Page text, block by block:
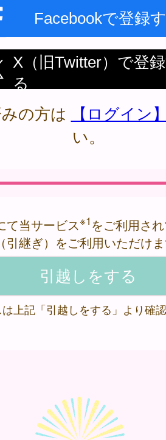
Facebookで登録
X（旧Twitter）で登
る
の方は
【ログイン
い。
て当サービス※1 をご利用さ
引継ぎ）をご利用いただけ
上記「引越しをする」より確